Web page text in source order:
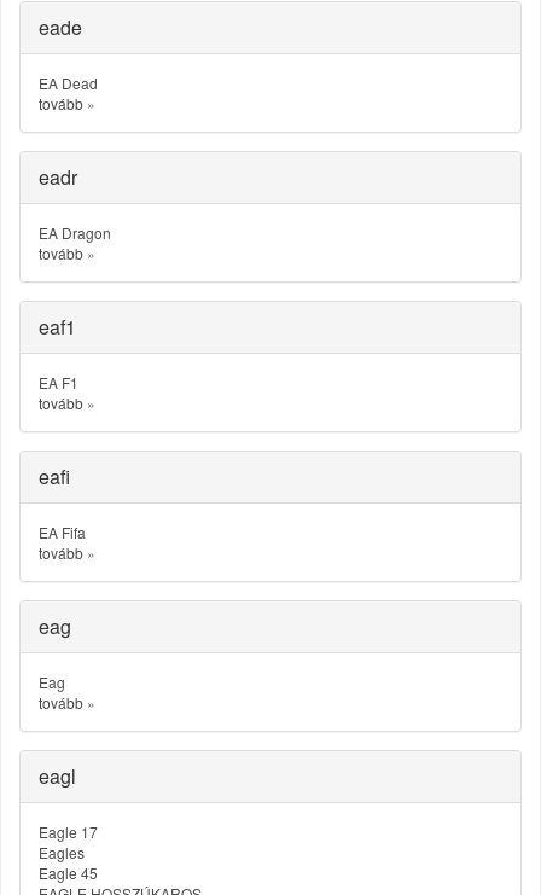
eade
EA Dead
tovább »
eadr
EA Dragon
tovább »
eaf1
EA F1
tovább »
eafi
EA Fifa
tovább »
eag
Eag
tovább »
eagl
Eagle 17
Eagles
Eagle 45